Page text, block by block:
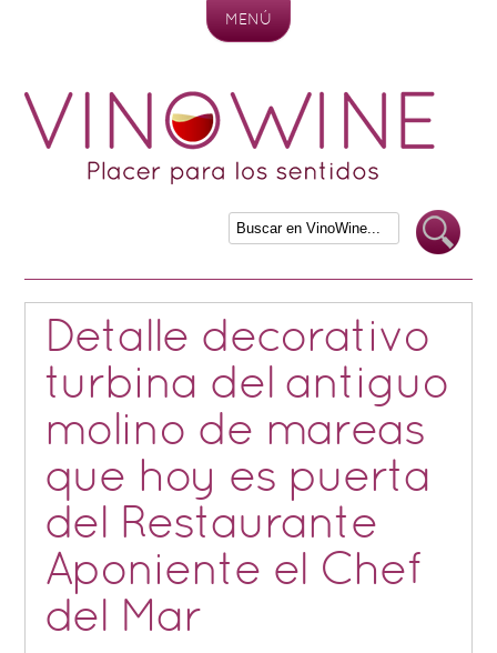
MENÚ
Detalle decorativo
turbina del antiguo
molino de mareas
que hoy es puerta
del Restaurante
Aponiente el Chef
del Mar